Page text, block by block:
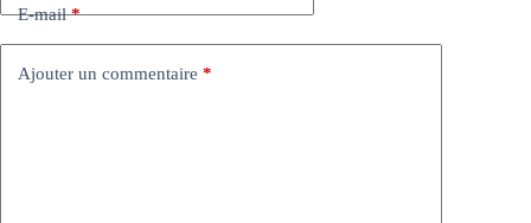
E-mail*
Ajouter un commentaire *